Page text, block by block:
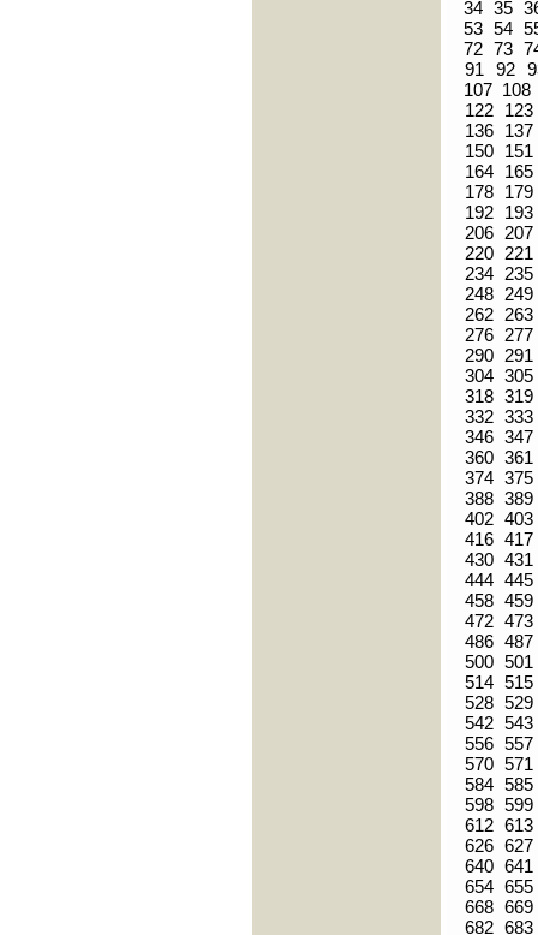
34 35
53 54
72 73
91
92
107 108
122
123
136
137
150
151
164
165
178
179
192
193
206 207
220
221
234
235
248
249
262
263
276
277
290
291
304 305
318 319
332 333
346 347
360 361
374 375
388 389
402 403
416 417
430 431
444 445
458 459
472 473
486 487
500 501
514 515
528 529
542 543
556 557
570 571
584 585
598 599
612 613
626 627
640 641
654 655
668 669
682 683